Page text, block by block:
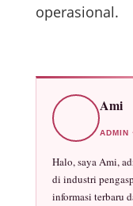
operasional.
Ami
ADMIN
Halo, saya Ami,
di industri
informasi terbaru